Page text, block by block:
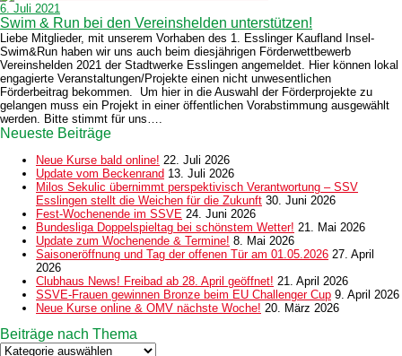
6. Juli 2021
Swim & Run bei den Vereinshelden unterstützen!
Liebe Mitglieder, mit unserem Vorhaben des 1. Esslinger Kaufland Insel-
Swim&Run haben wir uns auch beim diesjährigen Förderwettbewerb
Vereinshelden 2021 der Stadtwerke Esslingen angemeldet. Hier können lokal
engagierte Veranstaltungen/Projekte einen nicht unwesentlichen
Förderbeitrag bekommen. Um hier in die Auswahl der Förderprojekte zu
gelangen muss ein Projekt in einer öffentlichen Vorabstimmung ausgewählt
werden. Bitte stimmt für uns….
Neueste Beiträge
Neue Kurse bald online! 22. Juli 2026
Update vom Beckenrand 13. Juli 2026
Milos Sekulic übernimmt perspektivisch Verantwortung – SSV
Esslingen stellt die Weichen für die Zukunft 30. Juni 2026
Fest-Wochenende im SSVE 24. Juni 2026
Bundesliga Doppelspieltag bei schönstem Wetter! 21. Mai 2026
Update zum Wochenende & Termine! 8. Mai 2026
Saisoneröffnung und Tag der offenen Tür am 01.05.2026 27. April
2026
Clubhaus News! Freibad ab 28. April geöffnet! 21. April 2026
SSVE-Frauen gewinnen Bronze beim EU Challenger Cup 9. April 2026
Neue Kurse online & OMV nächste Woche! 20. März 2026
Beiträge nach Thema
Beiträge